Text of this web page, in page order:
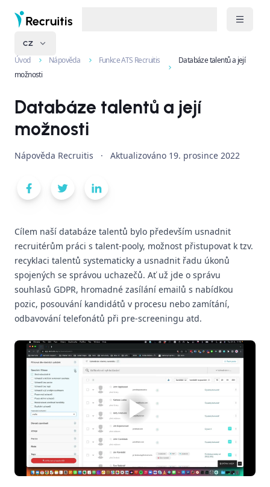
CZ
Úvod Nápověda Funkce ATS Recruitis
Databáze talentů a její
možnosti
Databáze talentů a její
možnosti
Nápověda Recruitis · Aktualizováno 19. prosince 2022
Cílem naší databáze talentů bylo především usnadnit
recruitérům práci s talent-pooly, možnost přistupovat k tzv.
recyklaci talentů systematicky a usnadnit řadu úkonů
spojených se správou uchazečů. Ať už jde o správu
souhlasů GDPR, hromadné zasílání emailů s nabídkou
pozic, posouvání kandidátů v procesu nebo zamítání,
odbavování telefonátů při pre-screeningu atd.